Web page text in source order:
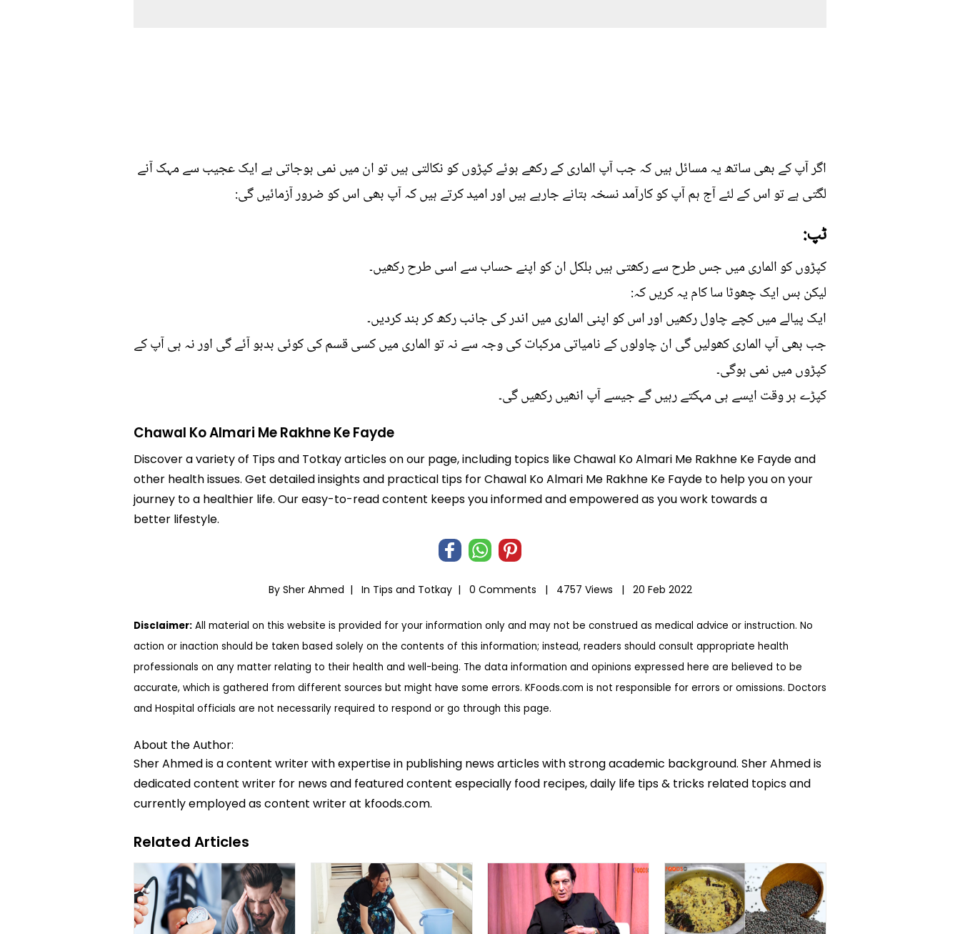
اگر آپ کے بھی ساتھ یہ مسائل ہیں کہ جب آپ الماری کے رکھے ہوئے کپڑوں کو نکالتی ہیں تو ان میں نمی ہوجاتی ہے ایک عجیب سے مہک آنے
لگتی ہے تو اس کے لئے آج ہم آپ کو کارآمد نسخہ بتانے جارہے ہیں اور امید کرتے ہیں کہ آپ بھی اس کو ضرور آزمائیں گی:
ٹپ:
کپڑوں کو الماری میں جس طرح سے رکھتی ہیں بلکل ان کو اپنے حساب سے اسی طرح رکھیں۔
لیکن بس ایک چھوٹا سا کام یہ کریں کہ:
ایک پیالے میں کچے چاول رکھیں اور اس کو اپنی الماری میں اندر کی جانب رکھ کر بند کردیں۔
جب بھی آپ الماری کھولیں گی ان چاولوں کے نامیاتی مرکبات کی وجہ سے نہ تو الماری میں کسی قسم کی کوئی بدبو آئے گی اور نہ ہی آپ کے
کپڑوں میں نمی ہوگی۔
کپڑے ہر وقت ایسے ہی مہکتے رہیں گے جیسے آپ انھیں رکھیں گی۔
Chawal Ko Almari Me Rakhne Ke Fayde
Discover a variety of Tips and Totkay articles on our page, including topics like Chawal Ko Almari Me Rakhne Ke Fayde and
other health issues. Get detailed insights and practical tips for Chawal Ko Almari Me Rakhne Ke Fayde to help you on your
journey to a healthier life. Our easy-to-read content keeps you informed and empowered as you work towards a
better lifestyle.
By Sher Ahmed | In Tips and Totkay| 0 Comments | 4757 Views | 20 Feb 2022
Disclaimer: All material on this website is provided for your information only and may not be construed as medical advice or instruction. No
action or inaction should be taken based solely on the contents of this information; instead, readers should consult appropriate health
professionals on any matter relating to their health and well-being. The data information and opinions expressed here are believed to be
accurate, which is gathered from different sources but might have some errors. KFoods.com is not responsible for errors or omissions. Doctors
and Hospital officials are not necessarily required to respond or go through this page.
About the Author:
Sher Ahmed is a content writer with expertise in publishing news articles with strong academic background. Sher Ahmed is
dedicated content writer for news and featured content especially food recipes, daily life tips & tricks related topics and
currently employed as content writer at kfoods.com.
Related Articles